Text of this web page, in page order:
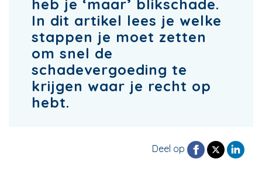
heb je ‘maar’ blikschade.
In dit artikel lees je welke
stappen je moet zetten
om snel de
schadevergoeding te
krijgen waar je recht op
hebt.
Deel op